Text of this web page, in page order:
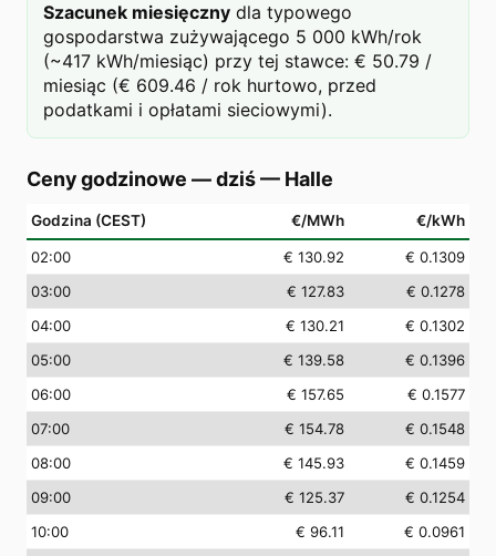
Szacunek miesięczny dla typowego
gospodarstwa zużywającego 5 000 kWh/rok
(~417 kWh/miesiąc) przy tej stawce: € 50.79 /
miesiąc (€ 609.46 / rok hurtowo, przed
podatkami i opłatami sieciowymi).
Ceny godzinowe — dziś— Halle
Godzina (CEST) €/MWh €/kWh
02:00 € 130.92
€ 0.1309
03:00 € 127.83
€ 0.1278
04:00 € 130.21
€ 0.1302
05:00 € 139.58
€ 0.1396
06:00 € 157.65
€ 0.1577
07:00 € 154.78
€ 0.1548
08:00 € 145.93
€ 0.1459
09:00 € 125.37
€ 0.1254
10:00 € 96.11
€ 0.0961